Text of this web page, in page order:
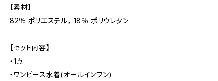
【素材】
82％ ポリエステル， 18％ ポリウレタン
【セット内容】
・1点
・ワンピース水着(オールインワン)